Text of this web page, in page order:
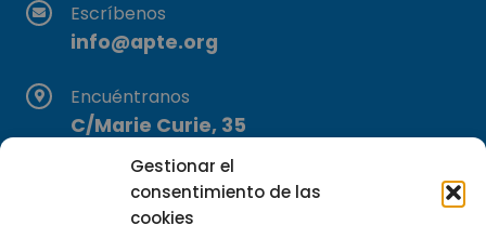
Gestionar el
consentimiento de las
cookies
Escríbenos
info@apte.org
Encuéntranos
C/Marie Curie, 35
29590 Campanillas, Málaga